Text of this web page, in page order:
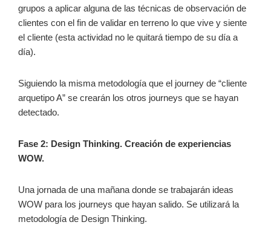
grupos a aplicar alguna de las técnicas de observación de
clientes con el fin de validar en terreno lo que vive y siente
el cliente (esta actividad no le quitará tiempo de su día a
día).
Siguiendo la misma metodología que el journey de “cliente
arquetipo A” se crearán los otros journeys que se hayan
detectado.
Fase 2: Design Thinking. Creación de experiencias
WOW.
Una jornada de una mañana donde se trabajarán ideas
WOW para los journeys que hayan salido. Se utilizará la
metodología de Design Thinking.